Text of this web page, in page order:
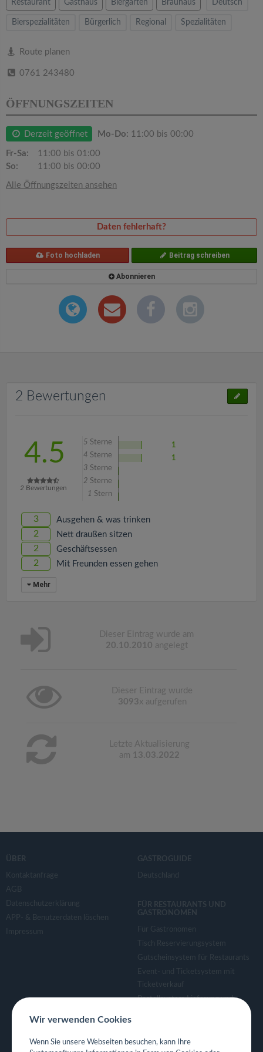
Restaurant Gasthaus Biergarten Brauhaus Deutsch
Bierspezialitäten Bürgerlich Regional Spezialitäten
Route planen
0761 243480
ÖFFNUNGSZEITEN
Derzeit geöffnet Mo-Do: 11:00 bis 00:00
Fr-Sa:
11:00 bis 01:00
So:
11:00 bis 00:00
Alle Öffnungszeiten ansehen
Daten fehlerhaft?
Foto hochladen Beitrag schreiben
Abonnieren
2 Bewertungen
4.5
2 Bewertungen
5 Sterne
1
4 Sterne
1
3 Sterne
2 Sterne
1 Stern
3 Ausgehen & was trinken
2 Nett draußen sitzen
2 Geschäftsessen
2 Mit Freunden essen gehen
Mehr
Dieser Eintrag wurde am
20.10.2010 angelegt
Dieser Eintrag wurde
3093x aufgerufen
Letzte Aktualisierung
am 13.03.2022
ÜBER
Kontaktanfrage
AGB
Datenschutzerklärung
APP- & Benutzerdaten löschen
Impressum
GASTROGUIDE
Deutschland
FÜR RESTAURANTS UND
GASTRONOMEN
Für Gastronomen
Tisch Reservierungsystem
Gutscheinsystem für Restaurants
Event- und Ticketsystem mit
Ticketverkauf
Bestellsystem Lieferung und
Eigene App für Restaurant
Wir verwenden Cookies
Wenn Sie unsere Webseiten besuchen, kann Ihre
t
i
o
n